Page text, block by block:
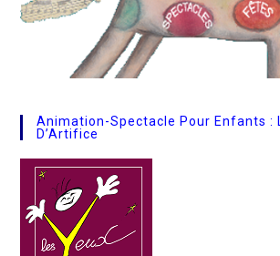
Animation-Spectacle Pour Enfants :
D’Artifice